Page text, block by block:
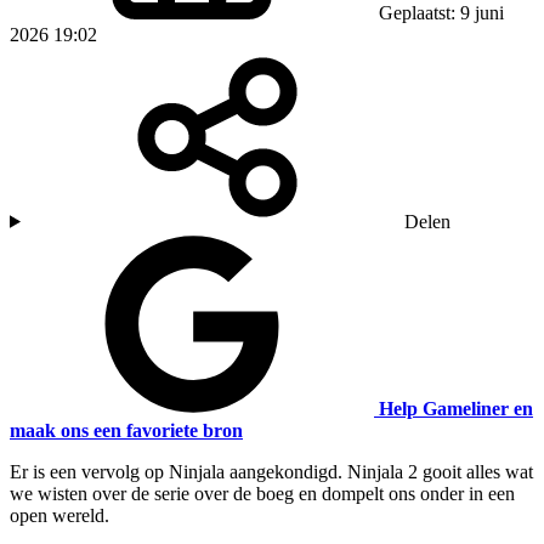
Geplaatst: 9 juni
2026 19:02
Delen
Help Gameliner en
maak ons een favoriete bron
Er is een vervolg op Ninjala aangekondigd. Ninjala 2 gooit alles wat
we wisten over de serie over de boeg en dompelt ons onder in een
open wereld.